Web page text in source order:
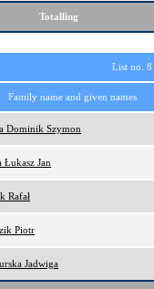
Totalling
List no.
Family name and given names
Dominik Szymon
Łukasz Jan
Rafał
Piotr
Jadwiga